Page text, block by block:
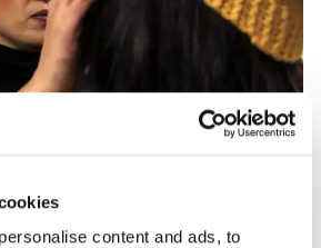
content and ads, to